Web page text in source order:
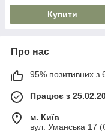
Купити
Про нас
95% позитивних з
Працює з
м. Київ
вул. Уманська 17